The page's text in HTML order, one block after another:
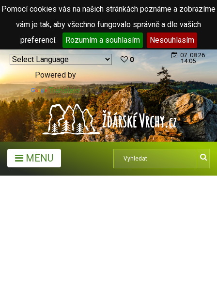
Pomocí cookies vás na našich stránkách poznáme a zobrazíme
vám je tak, aby všechno fungovalo správně a dle vašich
preferencí.
Rozumím a souhlasím Nesouhlasím
Powered by
Translate
0
07. 08.26
14:05
MENU